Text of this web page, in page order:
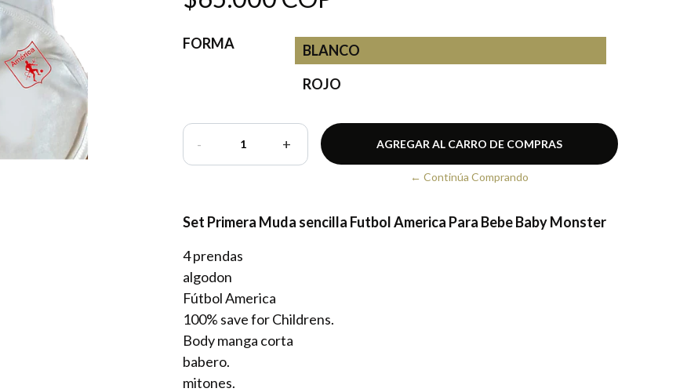
FORMA
BLANCO
ROJO
- +
← Continúa Comprando
Set Primera Muda sencilla Futbol America Para Bebe Baby Monster
4 prendas
algodon
Fútbol America
100% save for Childrens.
Body manga corta
babero.
mitones.